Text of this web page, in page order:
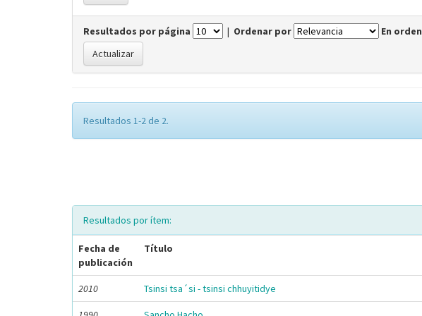
Resultados por página | Ordenar por En orden
Resultados 1-2 de 2.
Resultados por ítem:
Fecha de
publicación
Título
2010 Tsinsi tsa´si - tsinsi chhuyitidye